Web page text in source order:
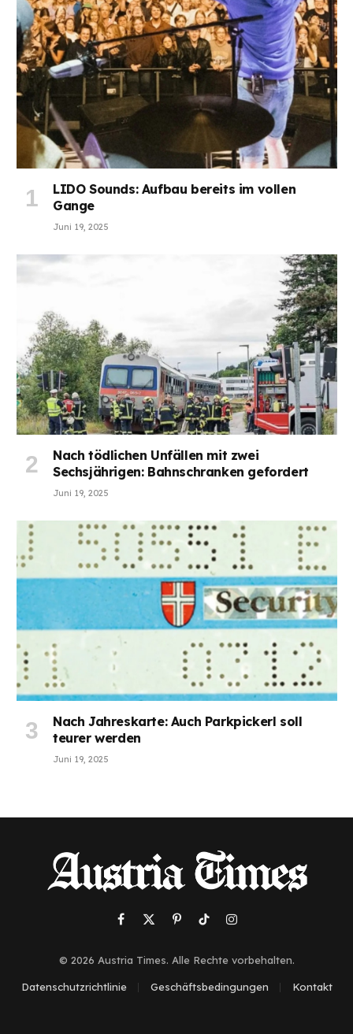
LIDO Sounds: Aufbau bereits im vollen
Gange
Juni 19, 2025
Nach tödlichen Unfällen mit zwei
Sechsjährigen: Bahnschranken gefordert
Juni 19, 2025
Nach Jahreskarte: Auch Parkpickerl soll
teurer werden
Juni 19, 2025
Facebook
X
PinterestTikTokInstagram
© 2026 Austria Times. Alle Rechte vorbehalten.
Datenschutzrichtlinie Geschäftsbedingungen Kontakt